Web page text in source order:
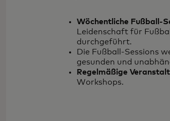
Wöchentliche Fußball-
Leidenschaft für
durchgeführt.
Die Fußball-Sessions
gesunden und
Regelmäßige
Workshops.